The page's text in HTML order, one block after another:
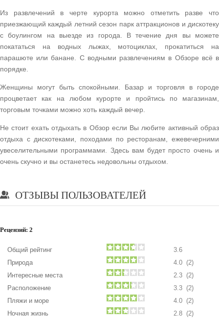
Из развлечений в черте курорта можно отметить разве что
приезжающий каждый летний сезон парк аттракционов и дискотеку
с боулингом на выезде из города. В течение дня вы можете
покататься на водных лыжах, мотоциклах, прокатиться на
парашюте или банане. С водными развлечениям в Обзоре всё в
порядке.
Женщины могут быть спокойными. Базар и торговля в городе
процветает как на любом курорте и пройтись по магазинам,
торговым точками можно хоть каждый вечер.
Не стоит ехать отдыхать в Обзор если Вы любите активный образ
отдыха с дискотеками, походами по ресторанам, ежевечерними
увеселительными программами. Здесь вам будет просто очень и
очень скучно и вы останетесь недовольны отдыхом.
ОТЗЫВЫ ПОЛЬЗОВАТЕЛЕЙ
Рецензий: 2
Общий рейтинг
3.6
Природа
4.0 (2)
Интересные места
2.3 (2)
Расположение
3.3 (2)
Пляжи и море
4.0 (2)
Ночная жизнь
2.8 (2)